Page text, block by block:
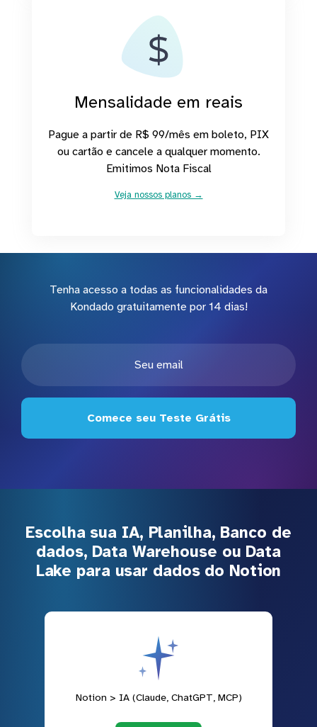
Mensalidade em reais
Pague a partir de R$ 99/mês em boleto, PIX
ou cartão e cancele a qualquer momento.
Emitimos Nota Fiscal
Veja nossos planos →
Tenha acesso a todas as funcionalidades da
Kondado gratuitamente por 14 dias!
Comece seu Teste Grátis
Escolha sua IA, Planilha, Banco de
dados, Data Warehouse ou Data
Lake para usar dados do Notion
Notion > IA (Claude, ChatGPT, MCP)